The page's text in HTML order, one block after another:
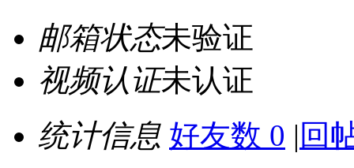
邮箱状态未验证
视频认证未认证
统计信息 好友数 0 | 回